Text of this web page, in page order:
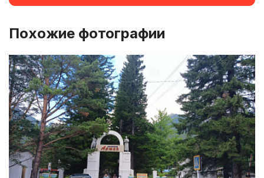
Похожие фотографии